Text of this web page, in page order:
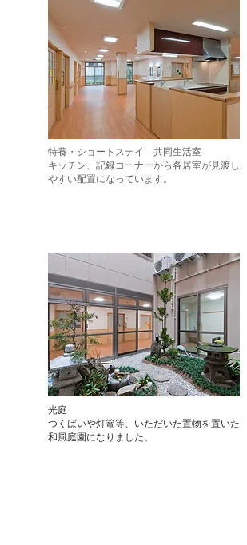
特養・ショートステイ 共同生活室
​キッチン、記録コーナーから各居室が見渡し
やすい配置になっています。
光庭
​つくばいや灯篭等、いただいた置物を置いた
和風庭園になりました。